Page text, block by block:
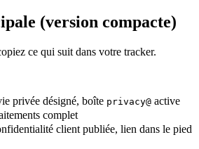
(version compacte)
ce qui suit dans votre tracker.
privée désigné, boîte privacy@ active
complet
client publiée, lien dans le pied